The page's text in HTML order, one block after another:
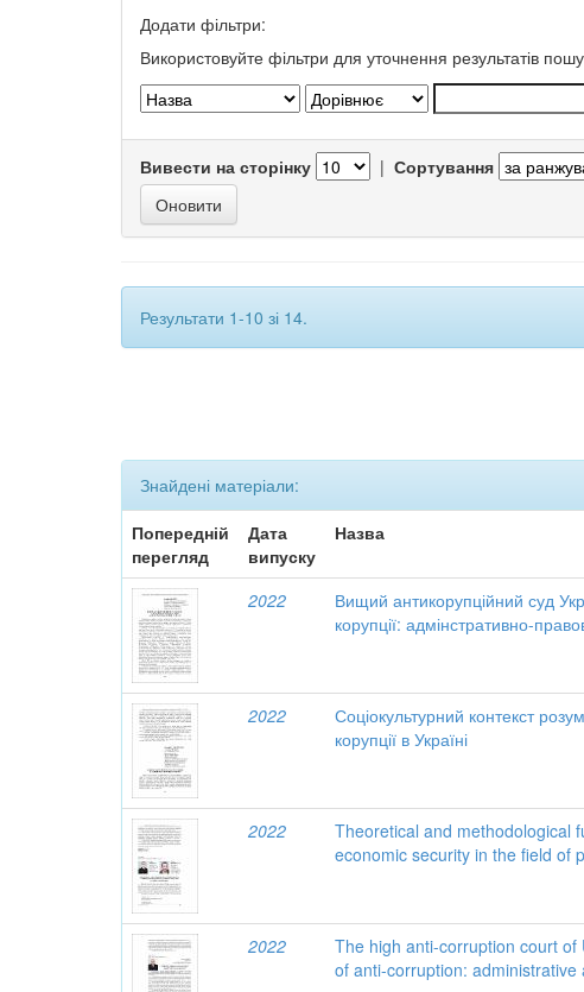
Додати фільтри:
Використовуйте фільтри для уточнення результатів
Вивести на сторінку | Сортування
Результати 1-10 зі 14.
Знайдені матеріали:
Попередній
перегляд
Дата
випуску
Назва
2022
Вищий антикорупційний суд
корупції: адмінстративно-
2022
Соціокультурний контекст
корупції в Україні
2022
Theoretical and methodological
economic security in the field of
2022
The high anti-corruption court
of anti-corruption: administrative